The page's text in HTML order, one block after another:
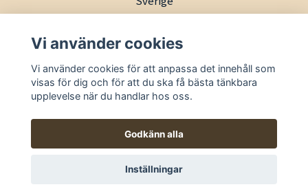
© 2026 Tuggster by HundaLunda
Vi använder cookies
Vi använder cookies för att anpassa det innehåll som
visas för dig och för att du ska få bästa tänkbara
upplevelse när du handlar hos oss.
Godkänn alla
Inställningar